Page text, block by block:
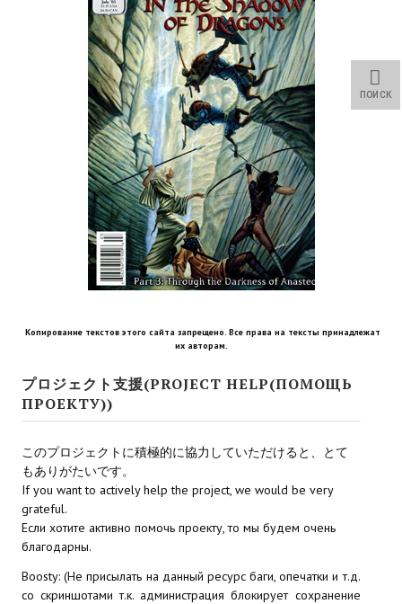
Age of Pirates: Caribbean Tales Remaster Fan Edition
Корсары 3 Сундук мертвеца Remaster Fan Edition
Sea Dogs - City of Abandoned Ships Remaster Fan Edition
Sea Dogs Remaster Fan Edition
НОВОСТИ ПОРТАЛА
Новости Архив
Mass Effect 2
Mass Effect 3
Моды
Divinity Original Sin Enhanced Edition
Dragon Age: Origins
Dragon Age: Inquisition
Копирование текстов этого сайта запрещено. Все права на тексты принадлежат
их авторам.
プロジェクト支援(PROJECT HELP(ПОМОЩЬ
ПРОЕКТУ))
このプロジェクトに積極的に協力していただけると、とて
もありがたいです。
If you want to actively help the project, we would be very
grateful.
Если хотите активно помочь проекту, то мы будем очень
благодарны.
Boosty: (Не присылать на данный ресурс баги, опечатки и т.д.
со скриншотами т.к. администрация блокирует сохранение
ПОИСК